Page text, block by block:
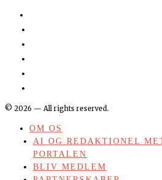
© 2026 — All rights reserved.
OM OS
AI OG REDAKTIONEL
PORTALEN
BLIV MEDLEM